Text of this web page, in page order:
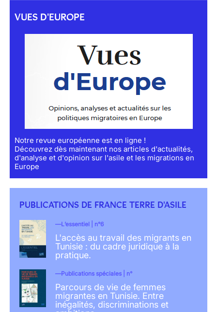
VUES D'EUROPE
Notre revue européenne est en ligne !
Découvrez dès maintenant nos articles d'actualités,
d'analyse et d'opinion sur l'asile et les migrations en
Europe
PUBLICATIONS DE FRANCE TERRE D'ASILE
L’essentiel | n°6
L'accès au travail des migrants en
Tunisie : du cadre juridique à la
pratique.
Publications spéciales | n°
Parcours de vie de femmes
migrantes en Tunisie. Entre
inégalités, discriminations et